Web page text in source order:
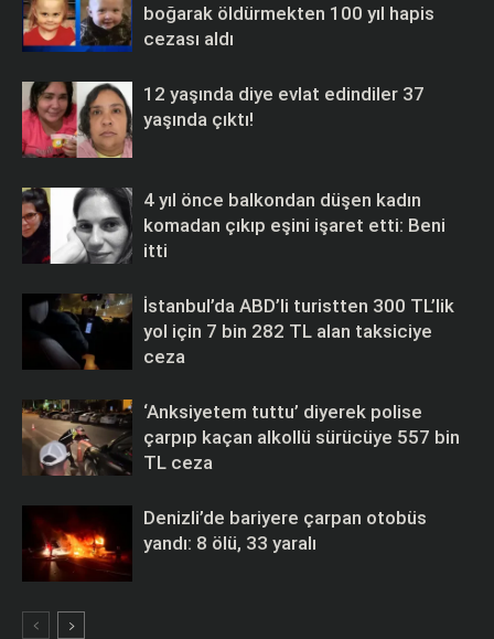
boğarak öldürmekten 100 yıl hapis
cezası aldı
12 yaşında diye evlat edindiler 37
yaşında çıktı!
4 yıl önce balkondan düşen kadın
komadan çıkıp eşini işaret etti: Beni
itti
İstanbul’da ABD’li turistten 300 TL’lik
yol için 7 bin 282 TL alan taksiciye
ceza
‘Anksiyetem tuttu’ diyerek polise
çarpıp kaçan alkollü sürücüye 557 bin
TL ceza
Denizli’de bariyere çarpan otobüs
yandı: 8 ölü, 33 yaralı